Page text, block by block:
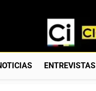
Web
ENTREVISTAS